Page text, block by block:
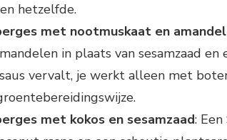
hetzelfde.
met nootmuskaat en
in plaats van sesamzaad
vervalt, je werkt alleen met
met kokos en sesamzaad: